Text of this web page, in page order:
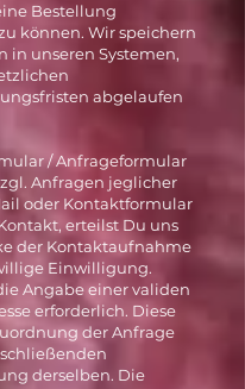
Bestellung
können. Wir speichern
in unseren Systemen,
abgelaufen
/ Anfrageformular
Anfragen jeglicher
oder Kontaktformular
erteilst Du uns
der Kontaktaufnahme
Einwilligung.
Angabe einer validen
erforderlich. Diese
der Anfrage
derselben. Die